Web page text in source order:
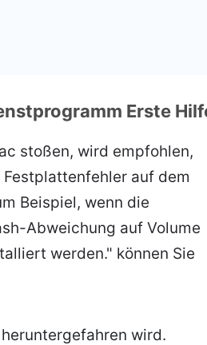
Erste
stoßen, wird empfohlen,
Festplattenfehler auf dem
Beispiel, wenn die
Abweichung auf Volume
werden." können Sie
wird.